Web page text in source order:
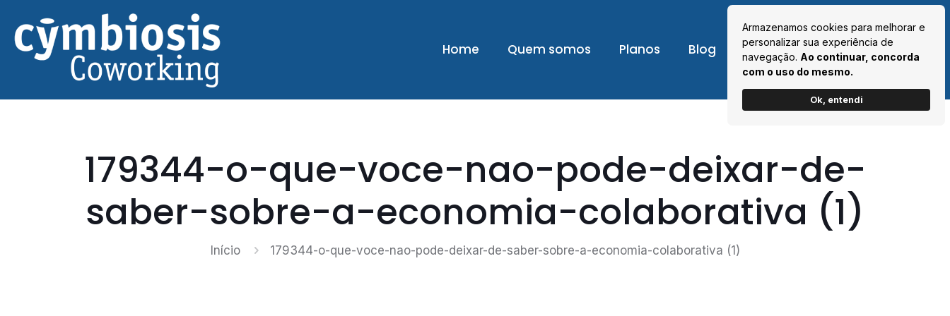
Armazenamos cookies para melhorar e
personalizar sua experiência de
navegação. Ao continuar, concorda
com o uso do mesmo.
Ok, entendi
Home Quem somos Planos Blog Contato Área cliente
179344-o-que-voce-nao-pode-deixar-de-
saber-sobre-a-economia-colaborativa (1)
Início 179344-o-que-voce-nao-pode-deixar-de-saber-sobre-a-economia-colaborativa (1)